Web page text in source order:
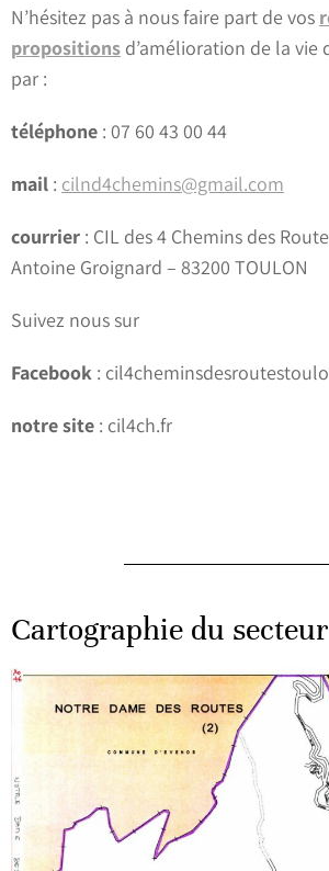
N’hésitez pas à nous faire part de vos
propositions d’amélioration de la vie
par :
téléphone : 07 60 43 00 44
mail : cilnd4chemins@gmail.com
courrier : CIL des 4 Chemins des
Antoine Groignard – 83200 TOULON
Suivez nous sur
Facebook :
notre site : cil4ch.fr
Cartographie du secteur